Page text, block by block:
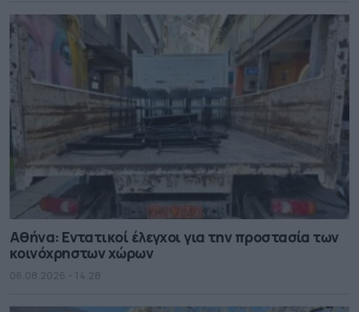
Αθήνα: Εντατικοί έλεγχοι για την προστασία των
κοινόχρηστων χώρων
06.08.2026 - 14.28